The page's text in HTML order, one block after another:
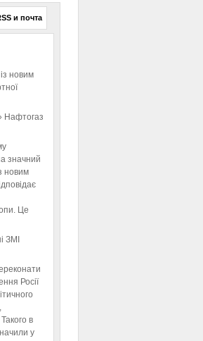
и почта
новим
Нафтогаз
значний
новим
Це
ЗМІ
Росії
в
у